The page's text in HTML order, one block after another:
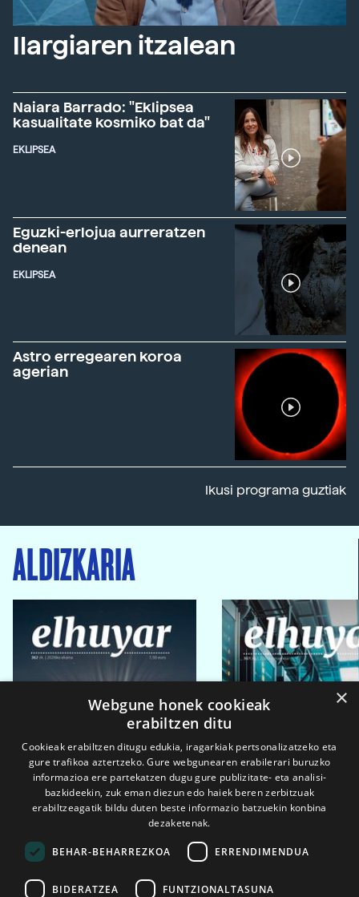
Ilargiaren itzalean
Naiara Barrado: "Eklipsea
kasualitate kosmiko bat da"
EKLIPSEA
Eguzki-erlojua aurreratzen
denean
EKLIPSEA
Astro erregearen koroa
agerian
Ikusi programa guztiak
ALDIZKARIA
2026ko eka. 1a 2026ko mar. 1a
×
Webgune honek cookieak
erabiltzen ditu
Cookieak erabiltzen ditugu edukia, iragarkiak pertsonalizatzeko eta
gure trafikoa aztertzeko. Gure webgunearen erabilerari buruzko
informazioa ere partekatzen dugu gure publizitate- eta analisi-
bazkideekin, zuk eman diezun edo haiek beren zerbitzuak
erabiltzeagatik bildu duten beste informazio batzuekin konbina
dezaketenak.
BEHAR-BEHARREZKOA ERRENDIMENDUA
BIDERATZEA FUNTZIONALTASUNA